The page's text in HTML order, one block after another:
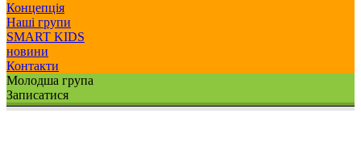
Концепція
Наші групи
SMART KIDS
новини
Контакти
Молодша група
Записатися